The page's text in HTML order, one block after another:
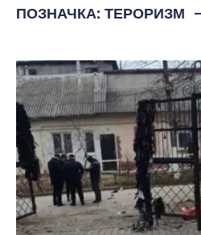
ПОЗНАЧКА: ТЕРОРИЗМ